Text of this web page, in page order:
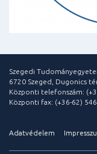
Szegedi
6720 Szeged, Dugonics
Központi telefonszám:
Központi fax: (+36-62)
Adatvédelem